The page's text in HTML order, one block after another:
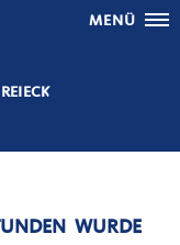
MENÜ
WURDE